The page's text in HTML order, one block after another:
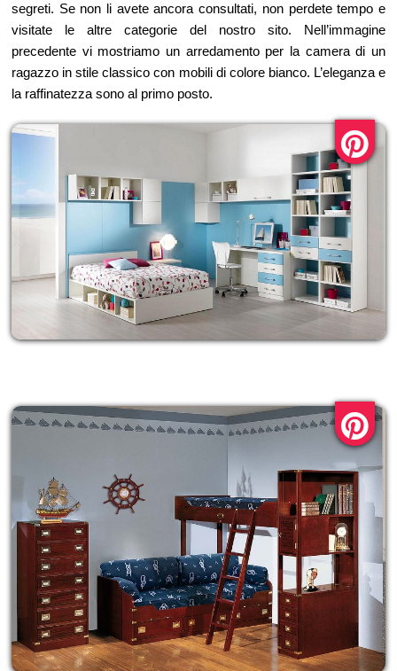
segreti. Se non li avete ancora consultati, non perdete tempo e
visitate le altre categorie del nostro sito. Nell’immagine
precedente vi mostriamo un arredamento per la camera di un
ragazzo in stile classico con mobili di colore bianco. L’eleganza e
la raffinatezza sono al primo posto.